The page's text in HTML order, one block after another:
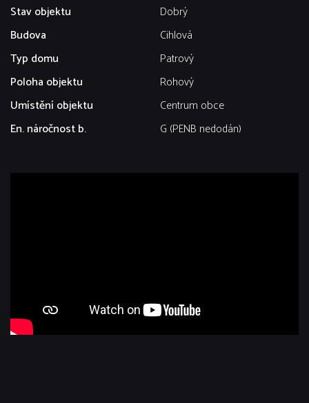
Stav objektu
Dobrý
Budova
Cihlová
Typ domu
Patrový
Poloha objektu
Rohový
Umístění objektu
Centrum obce
En. náročnost b.
G (PENB nedodán)